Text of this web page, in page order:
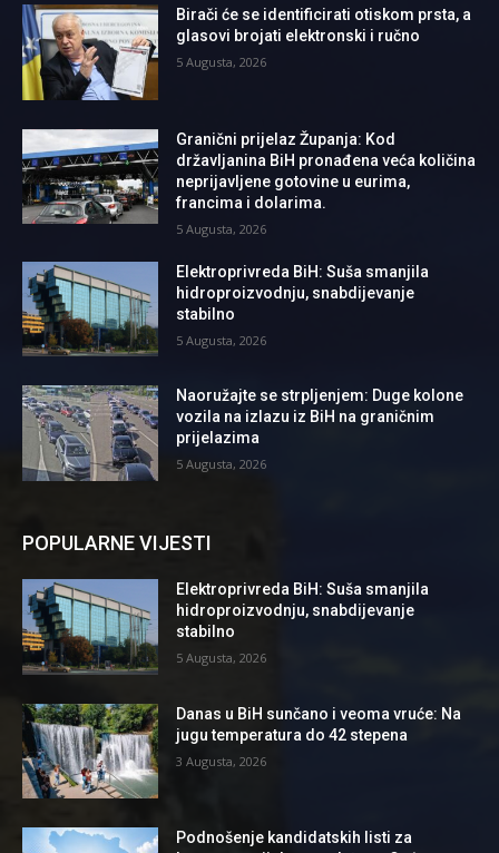
Birači će se identificirati otiskom prsta, a
glasovi brojati elektronski i ručno
5 Augusta, 2026
Granični prijelaz Županja: Kod
državljanina BiH pronađena veća količina
neprijavljene gotovine u eurima,
francima i dolarima.
5 Augusta, 2026
Elektroprivreda BiH: Suša smanjila
hidroproizvodnju, snabdijevanje
stabilno
5 Augusta, 2026
Naoružajte se strpljenjem: Duge kolone
vozila na izlazu iz BiH na graničnim
prijelazima
5 Augusta, 2026
POPULARNE VIJESTI
Elektroprivreda BiH: Suša smanjila
hidroproizvodnju, snabdijevanje
stabilno
5 Augusta, 2026
Danas u BiH sunčano i veoma vruće: Na
jugu temperatura do 42 stepena
3 Augusta, 2026
Podnošenje kandidatskih listi za